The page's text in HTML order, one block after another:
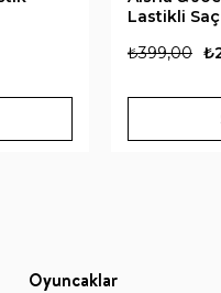
Lastikli
₺399,00
Oyuncaklar